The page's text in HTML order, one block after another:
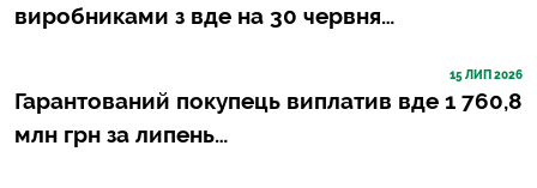
виробниками з вде на 30 червня…
15 ЛИП 2026
Гарантований покупець виплатив вде 1 760,8
млн грн за липень…